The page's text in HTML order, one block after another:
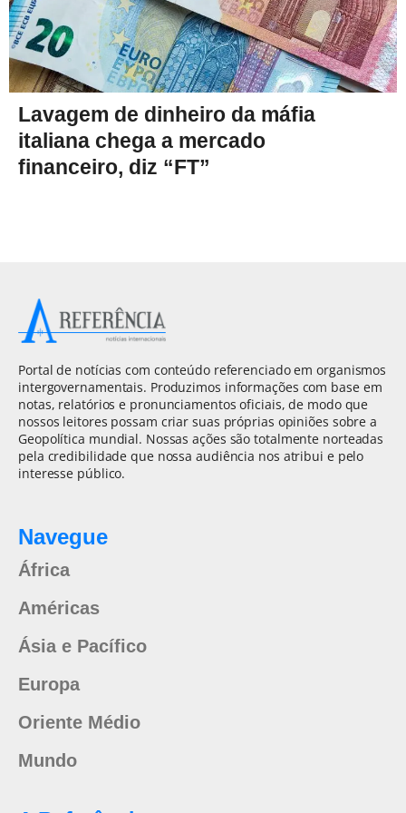
Lavagem de dinheiro da máfia
italiana chega a mercado
financeiro, diz “FT”
Portal de notícias com conteúdo referenciado em organismos
intergovernamentais. Produzimos informações com base em
notas, relatórios e pronunciamentos oficiais, de modo que
nossos leitores possam criar suas próprias opiniões sobre a
Geopolítica mundial. Nossas ações são totalmente norteadas
pela credibilidade que nossa audiência nos atribui e pelo
interesse público.
Navegue
África
Américas
Ásia e Pacífico
Europa
Oriente Médio
Mundo